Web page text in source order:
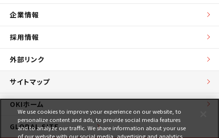
企業情報
採用情報
外部リンク
サイトマップ
OKIホーム
GLOBAL SITE
We use cookies to improve your experience on our website, to
personalize content and ads, to provide social media features
and to analyze our traffic. We share information about your use
of our website with our social media, advertising and analytics